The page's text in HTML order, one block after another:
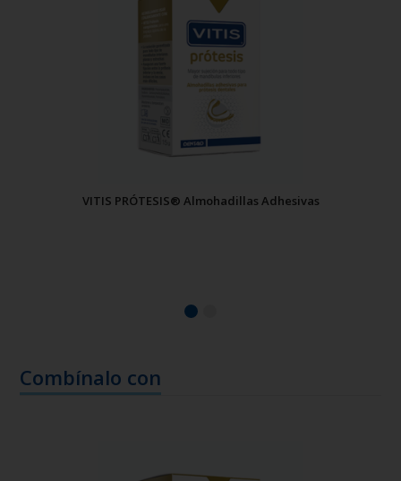
VITIS PRÓTESIS® Almohadillas Adhesivas
Combínalo con